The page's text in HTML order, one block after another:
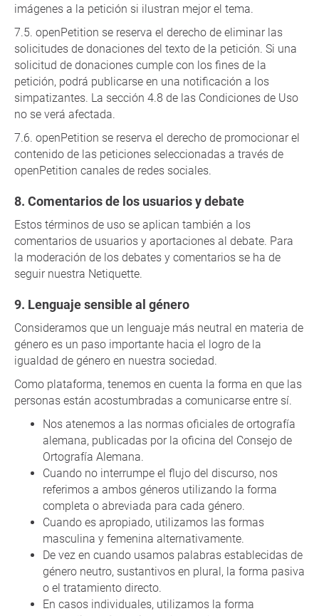
imágenes a la petición si ilustran mejor el tema.
openPetition se reserva el derecho de eliminar las
solicitudes de donaciones del texto de la petición. Si una
solicitud de donaciones cumple con los fines de la
petición, podrá publicarse en una notificación a los
simpatizantes. La sección 4.8 de las Condiciones de Uso
no se verá afectada.
openPetition se reserva el derecho de promocionar el
contenido de las peticiones seleccionadas a través de
openPetition canales de redes sociales.
Comentarios de los usuarios y debate
Estos términos de uso se aplican también a los
comentarios de usuarios y aportaciones al debate. Para
la moderación de los debates y comentarios se ha de
seguir nuestra Netiquette.
Lenguaje sensible al género
Consideramos que un lenguaje más neutral en materia de
género es un paso importante hacia el logro de la
igualdad de género en nuestra sociedad.
Como plataforma, tenemos en cuenta la forma en que las
personas están acostumbradas a comunicarse entre sí.
Nos atenemos a las normas oficiales de ortografía
alemana, publicadas por la oficina del Consejo de
Ortografía Alemana.
Cuando no interrumpe el flujo del discurso, nos
referimos a ambos géneros utilizando la forma
completa o abreviada para cada género.
Cuando es apropiado, utilizamos las formas
masculina y femenina alternativamente.
De vez en cuando usamos palabras establecidas de
género neutro, sustantivos en plural, la forma pasiva
o el tratamiento directo.
En casos individuales, utilizamos la forma